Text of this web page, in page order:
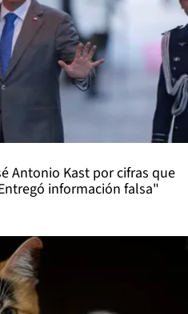
Antonio Kast por cifras que
información falsa"